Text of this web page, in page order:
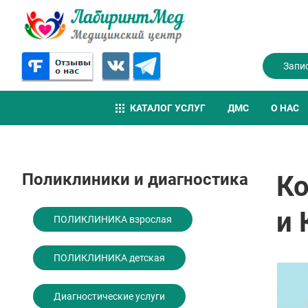
КАТАЛОГ УСЛУГ ДМС О НАС
Поликлиники и диагностика
ПОЛИКЛИНИКА взрослая
ПОЛИКЛИНИКА детская
Диагностические услуги
и